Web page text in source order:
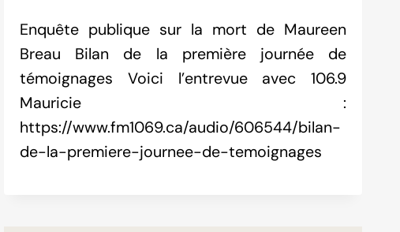
Enquête publique sur la mort de Maureen
Breau Bilan de la première journée de
témoignages Voici l’entrevue avec 106.9
Mauricie :
https://www.fm1069.ca/audio/606544/bilan-
de-la-premiere-journee-de-temoignages